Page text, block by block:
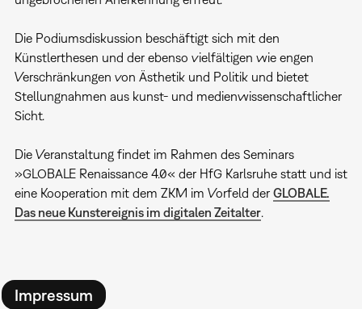
Die Podiumsdiskussion beschäftigt sich mit den
Künstlerthesen und der ebenso vielfältigen wie engen
Verschränkungen von Ästhetik und Politik und bietet
Stellungnahmen aus kunst- und medienwissenschaftlicher
Sicht.
Die Veranstaltung findet im Rahmen des Seminars
»GLOBALE Renaissance 4.0« der HfG Karlsruhe statt und ist
eine Kooperation mit dem ZKM im Vorfeld der GLOBALE.
Das neue Kunstereignis im digitalen Zeitalter.
Impressum